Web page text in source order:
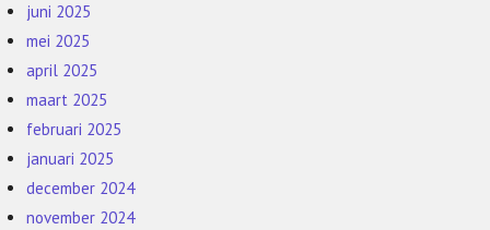
juni 2025
mei 2025
april 2025
maart 2025
februari 2025
januari 2025
december 2024
november 2024